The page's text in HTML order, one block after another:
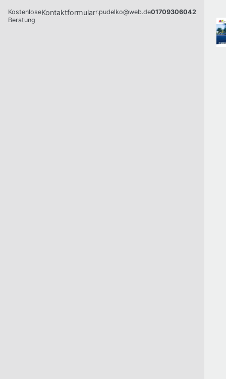
Kostenlose
Beratung
Kontaktformularr.pudelko@web.de01709306042